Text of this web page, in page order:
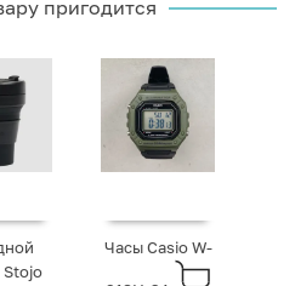
пригодится
Stojo
Часы Casio W-